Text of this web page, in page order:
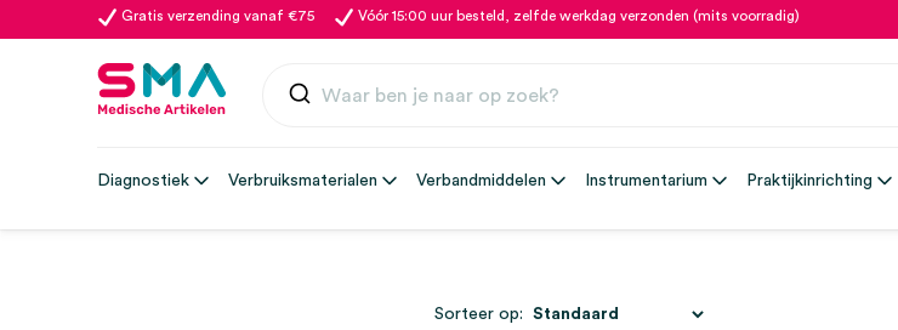
Gratis verzending vanaf €75 Vóór 15:00 uur besteld, zelfde werkdag verzonden (mits voorradig)
Diagnostiek Verbruiksmaterialen Verbandmiddelen Instrumentarium Praktijkinrichting
Sorteer op: